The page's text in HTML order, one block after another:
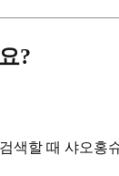
?
색할 때 샤오